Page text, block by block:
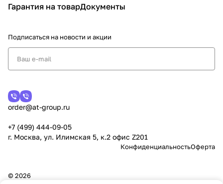
Гарантия на товарДокументы
Подписаться на новости и акции
order@at-group.ru
+7 (499) 444-09-05
г. Москва, ул. Илимская 5, к.2 офис Z201
КонфиденциальностьОферта
© 2026